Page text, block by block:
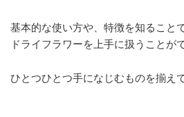
基本的な使い方や、特徴を知ること
ドライフラワーを上手に扱うことが
ひとつひとつ手になじむものを揃え